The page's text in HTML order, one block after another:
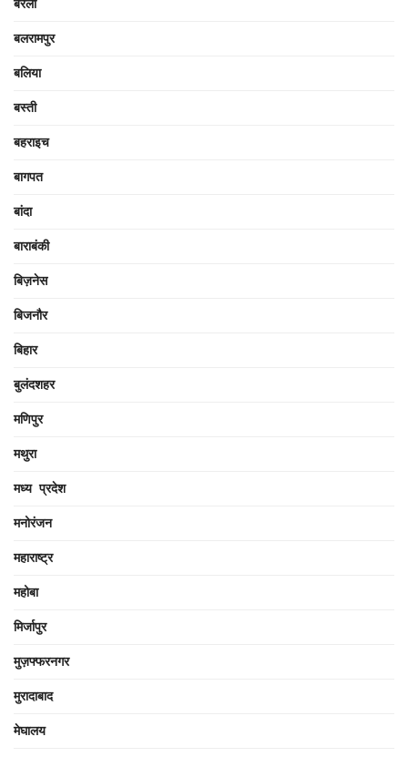
बरेली
बलरामपुर
बलिया
बस्ती
बहराइच
बागपत
बांदा
बाराबंकी
बिज़नेस
बिजनौर
बिहार
बुलंदशहर
मणिपुर
मथुरा
मध्य प्रदेश
मनोरंजन
महाराष्ट्र
महोबा
मिर्जापुर
मुज़फ्फरनगर
मुरादाबाद
मेघालय